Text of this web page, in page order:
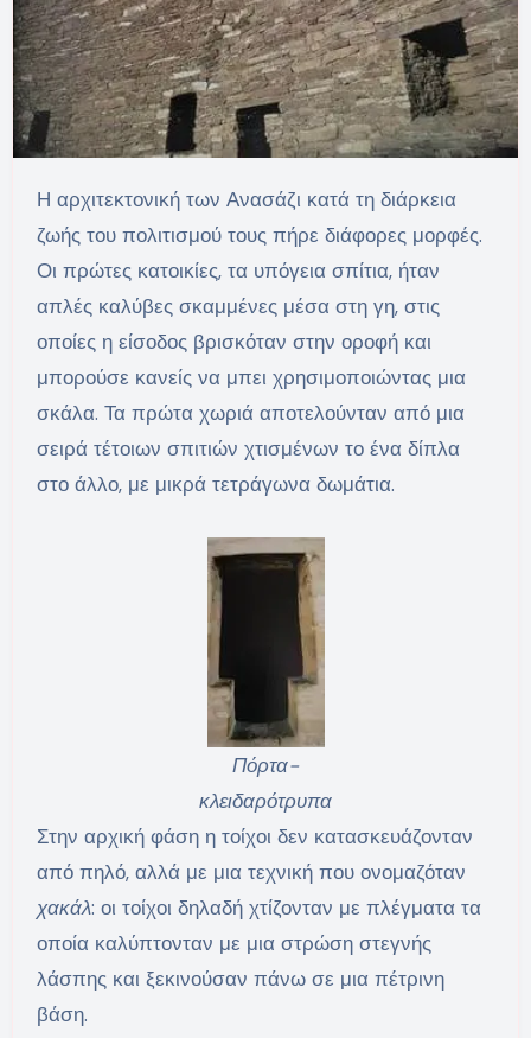
Η αρχιτεκτονική των Ανασάζι κατά τη διάρκεια
ζωής του πολιτισμού τους πήρε διάφορες μορφές.
Οι πρώτες κατοικίες, τα υπόγεια σπίτια, ήταν
απλές καλύβες σκαμμένες μέσα στη γη, στις
οποίες η είσοδος βρισκόταν στην οροφή και
μπορούσε κανείς να μπει χρησιμοποιώντας μια
σκάλα. Τα πρώτα χωριά αποτελούνταν από μια
σειρά τέτοιων σπιτιών χτισμένων το ένα δίπλα
στο άλλο, με μικρά τετράγωνα δωμάτια.
Πόρτα-
κλειδαρότρυπα
Στην αρχική φάση η τοίχοι δεν κατασκευάζονταν
από πηλό, αλλά με μια τεχνική που ονομαζόταν
χακάλ: οι τοίχοι δηλαδή χτίζονταν με πλέγματα τα
οποία καλύπτονταν με μια στρώση στεγνής
λάσπης και ξεκινούσαν πάνω σε μια πέτρινη
βάση.